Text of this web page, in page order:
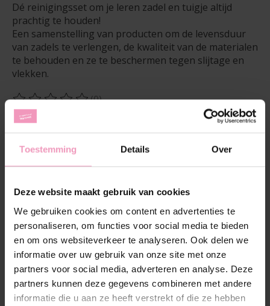
Toestemming Details Over
Deze website maakt gebruik van cookies
We gebruiken cookies om content en advertenties te
personaliseren, om functies voor social media te bieden
en om ons websiteverkeer te analyseren. Ook delen we
informatie over uw gebruik van onze site met onze
partners voor social media, adverteren en analyse. Deze
partners kunnen deze gegevens combineren met andere
informatie die u aan ze heeft verstrekt of die ze hebben
Dé reinigingsset om je leren zadel en tuigje altijd
prachtig te houden!
Een samenstelling van producten om de levensduur
van zadels te verlengen, de kwaliteit van de materialen
te behouden en ze te beschermen tegen slijtage en
vlekken.
De beoordeling van dit product is van de 5
(0)
Op voorraad
Hoeveelheid:
Aan verlanglijst toevoegen
Plaats bestelling
Toevoegen om te vergelijken